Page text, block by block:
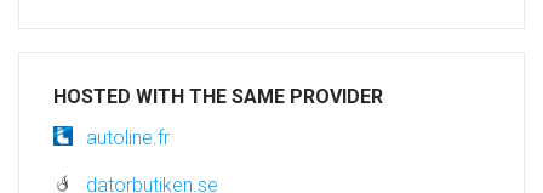
HOSTED WITH THE SAME PROVIDER
autoline.fr
datorbutiken.se